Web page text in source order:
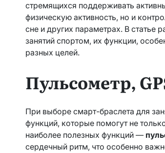
стремящихся поддерживать
физическую активность, но и
сне и других параметрах. В
занятий спортом, их функции,
разных целей.
Пульсометр,
При выборе смарт-браслета для
функций, которые помогут не
наиболее полезных функций —
сердечный ритм, что особенно